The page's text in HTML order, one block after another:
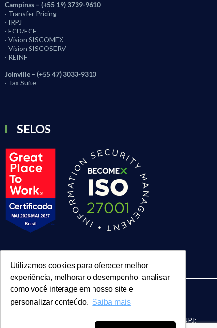
Utilizamos cookies para oferecer melhor
experiência, melhorar o desempenho, analisar
como você interage em nosso site e
personalizar conteúdo. Saiba mais
Campinas – (+55 19) 3739-9610
· Transfer Pricing
· IRPJ
· ECD/ECF
· Vision SISCOMEX
· Vision SISCOSERV
· REINF
Joinville – (+55 47) 3033-9310
· Tax Suite
SELOS
| BECOMEX CONSULTORIA LTDA. | CNPJ: